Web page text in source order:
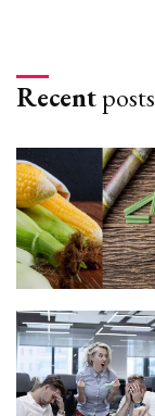
Recentposts